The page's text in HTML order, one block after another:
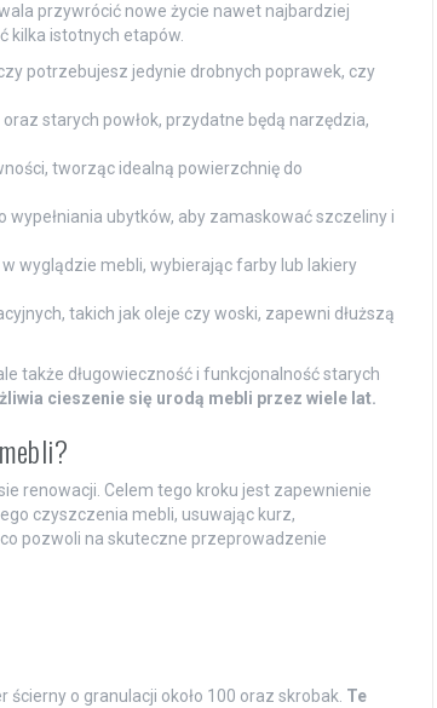
przywrócić nowe życie nawet najbardziej
kilka istotnych etapów.
potrzebujesz jedynie drobnych poprawek, czy
starych powłok, przydatne będą narzędzia,
tworząc idealną powierzchnię do
ubytków, aby zamaskować szczeliny i
wyglądzie mebli, wybierając farby lub lakiery
takich jak oleje czy woski, zapewni dłuższą
także długowieczność i funkcjonalność starych
cieszenie się urodą mebli przez wiele lat.
renowacji. Celem tego kroku jest zapewnienie
czyszczenia mebli, usuwając kurz,
pozwoli na skuteczne przeprowadzenie
o granulacji około 100 oraz skrobak. Te